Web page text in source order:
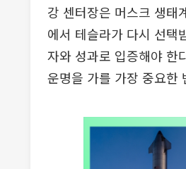
강 센터장은 머스크 생태
에서 테슬라가 다시 선택
자와 성과로 입증해야 한
운명을 가를 가장 중요한